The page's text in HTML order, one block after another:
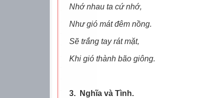
Nhớ nhau ta cứ nhớ,
Như gió mát đêm nồng.
Sẽ trắng tay rát mặt,
Khi gió thành bão giông.
3. Nghĩa và Tình.